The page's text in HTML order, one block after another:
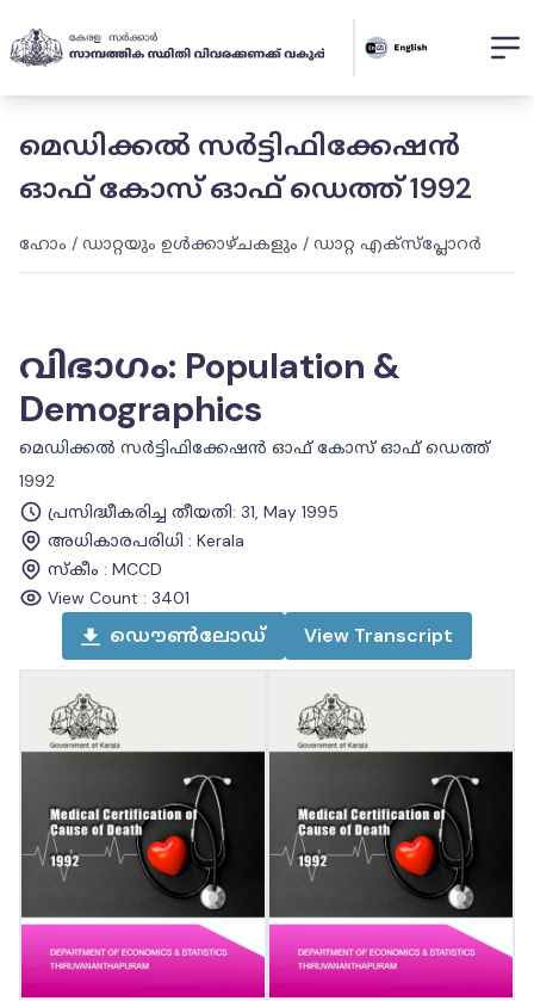
മെഡിക്കൽ സർട്ടിഫിക്കേഷൻ
ഓഫ് കോസ് ഓഫ് ഡെത്ത് 1992
ഹോം / ഡാറ്റയും ഉൾക്കാഴ്ചകളും / ഡാറ്റ എക്സ്പ്ലോറർ
വിഭാഗം: Population &
Demographics
മെഡിക്കൽ സർട്ടിഫിക്കേഷൻ ഓഫ് കോസ് ഓഫ് ഡെത്ത്
1992
പ്രസിദ്ധീകരിച്ച തീയതി: 31, May 1995
അധികാരപരിധി : Kerala
സ്കീം : MCCD
View Count : 3401
ഡൌൺലോഡ് View Transcript